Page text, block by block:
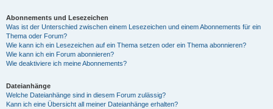
Abonnements und Lesezeichen
Was ist der Unterschied zwischen einem Lesezeichen und einem Abonnements für ein
Thema oder Forum?
Wie kann ich ein Lesezeichen auf ein Thema setzen oder ein Thema abonnieren?
Wie kann ich ein Forum abonnieren?
Wie deaktiviere ich meine Abonnements?
Dateianhänge
Welche Dateianhänge sind in diesem Forum zulässig?
Kann ich eine Übersicht all meiner Dateianhänge erhalten?